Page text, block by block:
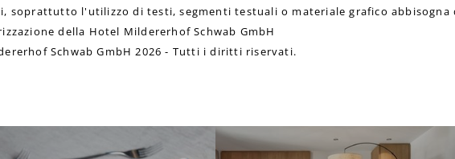
soprattutto l'utilizzo di testi, segmenti testuali o materiale grafico abbisogna
della Hotel Mildererhof Schwab GmbH
Schwab GmbH 2026 - Tutti i diritti riservati.